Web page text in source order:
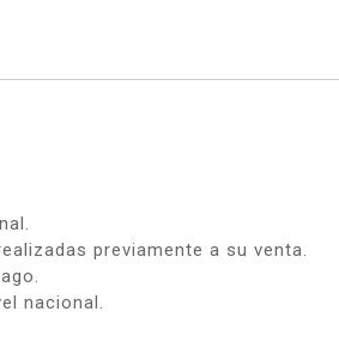
previamente a su venta.
nacional.